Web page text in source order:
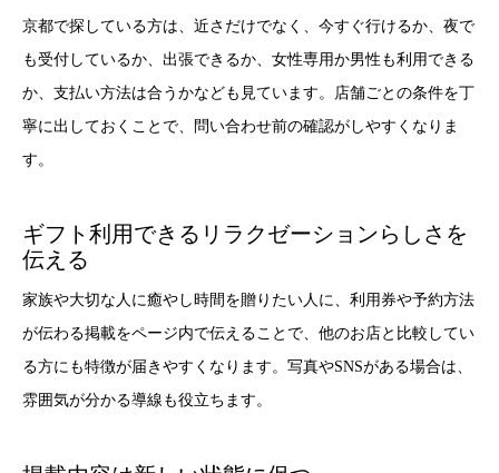
京都で探している方は、近さだけでなく、今すぐ行けるか、夜で
も受付しているか、出張できるか、女性専用か男性も利用できる
か、支払い方法は合うかなども見ています。店舗ごとの条件を丁
寧に出しておくことで、問い合わせ前の確認がしやすくなりま
す。
ギフト利用できるリラクゼーションらしさを
伝える
家族や大切な人に癒やし時間を贈りたい人に、利用券や予約方法
が伝わる掲載をページ内で伝えることで、他のお店と比較してい
る方にも特徴が届きやすくなります。写真やSNSがある場合は、
雰囲気が分かる導線も役立ちます。